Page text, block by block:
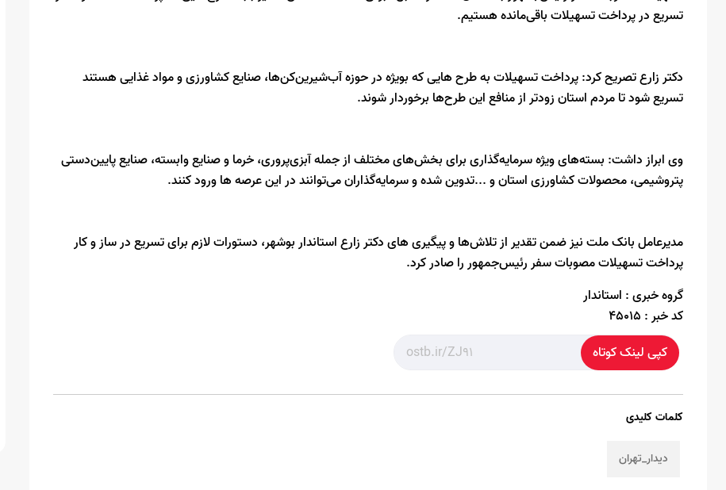
تسریع در پرداخت تسهیلات باقی‌مانده هستیم.
دکتر زارع تصریح کرد: پرداخت تسهیلات به طرح هایی که بویژه در حوزه آب‌شیرین‌کن‌ها، صنایع کشاورزی و مواد غذایی هستند
تسریع شود تا مردم استان زودتر از منافع این طرح‌ها برخوردار شوند.
وی ابراز داشت: بسته‌های ویژه سرمایه‌گذاری برای بخش‌های مختلف از جمله آبزی‌پروری، خرما و صنایع وابسته، صنایع پایین‌دستی
پتروشیمی، محصولات کشاورزی استان و ...تدوین شده و سرمایه‌گذاران می‌توانند در این عرصه ها ورود کنند.
مدیرعامل بانک ملت نیز ضمن تقدیر از تلاش‌ها و پیگیری های دکتر زارع استاندار بوشهر، دستورات لازم برای تسریع در ساز و کار
پرداخت تسهیلات مصوبات سفر رئیس‌جمهور را صادر کرد.
گروه خبری : استاندار
کد خبر : 45015
کپی لینک کوتاه
کلمات کلیدی
دیدار_تهران